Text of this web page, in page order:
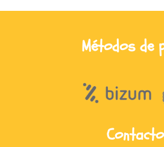
Métodos de
Contacto